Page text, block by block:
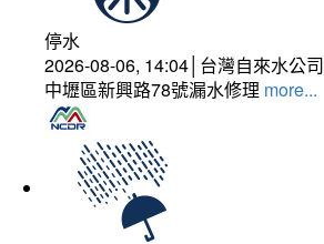
停水
2026-08-06, 14:04│台灣自來水公司
中壢區新興路78號漏水修理 more...